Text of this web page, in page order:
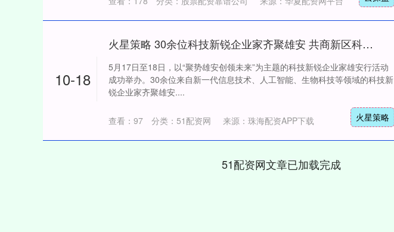
10-18
火星策略 30余位科技新锐企业家齐聚雄安 共商新区科技与产业深度融合
5月17日至18日，以“聚势雄安创领未来”为主题的科技新锐企业家雄安行活动
成功举办。30余位来自新一代信息技术、人工智能、生物科技等领域的科技新
锐企业家齐聚雄安....
火星策略
来源：珠海配资APP下载
查看： 97 分类： 51配资网
51配资网文章已加载完成
深证成指 14311.01 200.89 1.42% 沪深300